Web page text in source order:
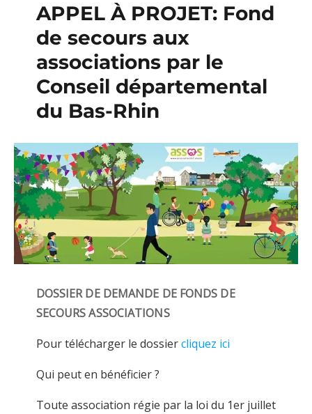
APPEL À PROJET: Fond
de secours aux
associations par le
Conseil départemental
du Bas-Rhin
DOSSIER DE DEMANDE DE FONDS DE
SECOURS ASSOCIATIONS
Pour télécharger le dossiercliquez ici
Qui peut en bénéficier ?
Toute association régie par la loi du 1erjuillet